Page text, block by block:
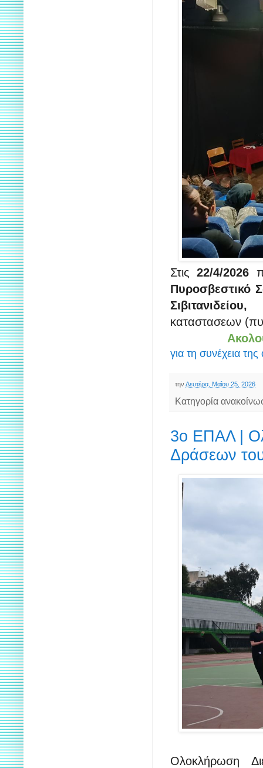
Στις22/4/2026
Πυροσβεστικό
Σιβιτανιδείου,
καταστασεων
για τη συνέχεια
την Δευτέρα, Μαΐου 25, 2026
Κατηγορία
3ο ΕΠΑΛ |
Δράσεων
Ολοκλήρωση